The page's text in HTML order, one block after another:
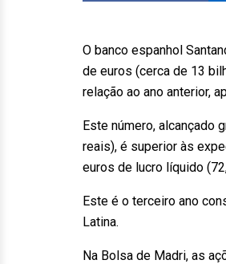
O banco espanhol
de euros (cerca de 13
relação ao ano anterior,
Este número, alcançado
reais), é superior às
euros de lucro líquido
Este é o terceiro ano
Latina.
Na Bolsa de Madri, as